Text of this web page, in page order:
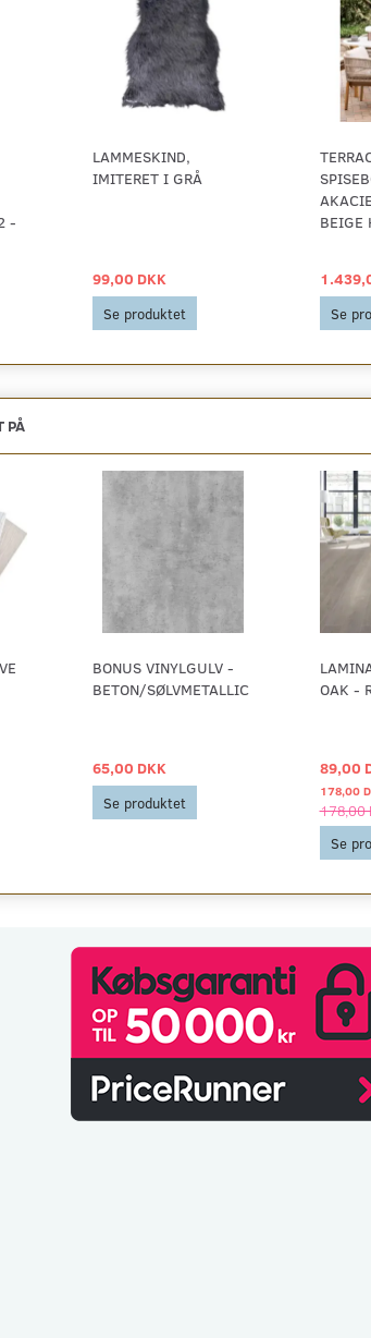
-
LAMMESKIND,
IMITERET I GRÅ
99,00 DKK
Se produktet
BEIGE
Se
PÅ
BONUS VINYLGULV -
BETON/SØLVMETALLIC
65,00 DKK
Se produktet
OAK -
89,00
178,00
178,00
Se